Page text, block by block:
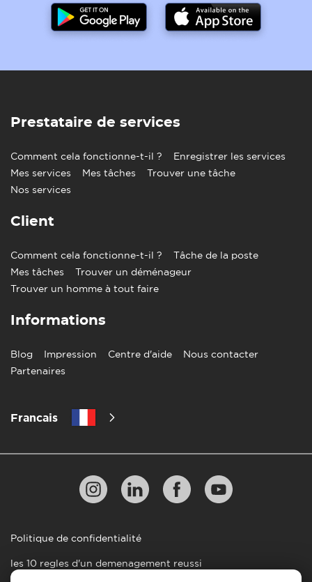
Prestataire de services
Comment cela fonctionne-t-il ?
Enregistrer les services
Mes services
Mes tâches
Trouver une tâche
Nos services
Client
Comment cela fonctionne-t-il ?
Tâche de la poste
Mes tâches
Trouver un déménageur
Trouver un homme à tout faire
Informations
Blog Impression Centre d'aide
Nous contacter
Partenaires
Francais
Politique de confidentialité
les 10 regles d'un demenagement reussi